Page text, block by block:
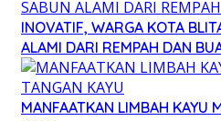
INOVATIF, WARGA KOTA
ALAMI DARI REMPAH DAN
MANFAATKAN LIMBAH KAYU